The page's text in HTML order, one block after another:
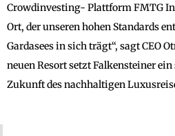
Crowdinvesting- Plattform FMTG
Ort, der unseren hohen Standards
Gardasees in sich trägt“, sagt CEO
neuen Resort setzt Falkensteiner
Zukunft des nachhaltigen